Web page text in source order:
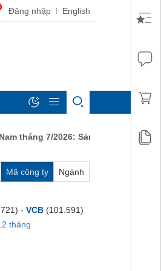
Đăng nhập | English
7/2026: Sản lượng, số lượng
Mã công ty Ngành
- VCB (101.591)
tháng